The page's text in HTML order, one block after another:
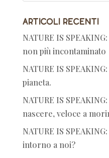
Articoli recenti
NATURE IS
non più incontaminato
NATURE IS
pianeta.
NATURE IS
nascere, veloce a
NATURE IS
intorno a noi?